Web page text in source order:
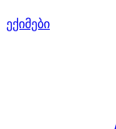
ექიმები